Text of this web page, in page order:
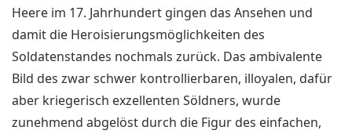
Heere im 17. Jahrhundert gingen das Ansehen und
damit die Heroisierungsmöglichkeiten des
Soldatenstandes nochmals zurück. Das ambivalente
Bild des zwar schwer kontrollierbaren, illoyalen, dafür
aber kriegerisch exzellenten Söldners, wurde
zunehmend abgelöst durch die Figur des einfachen,